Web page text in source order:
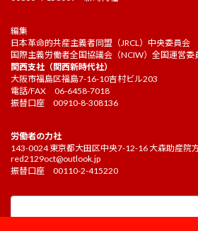
編集
日本革命的共産主義者同盟（JRCL）中央委員会
国際主義労働者全国協議会（NCIW）全国運営委
関西支社（関西新時代社）
大阪市福島区福島7-16-10吉村ビル203
電話/FAX 06-6458-7018
振替口座 00910-8-308136
労働者の力社
143-0024 東京都大田区中央7-12-16 大森助産
red2129oct@outlook.jp
振替口座 00110-2-415220